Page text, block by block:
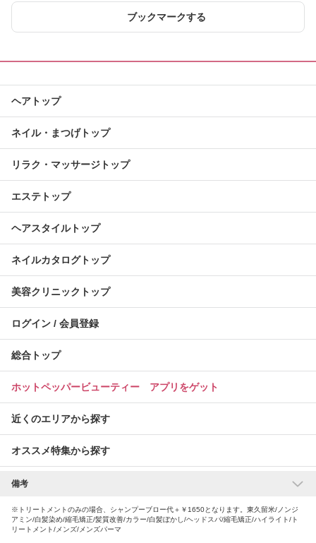
ブックマークする
備考
※トリートメントのみの場合、シャンプーブロー代＋￥1650となります。東久留米/ノンジ
アミン/白髪染め/縮毛矯正/髪質改善/カラー/白髪ぼかし/ヘッドスパ/縮毛矯正/ハイライト/ト
リートメント/メンズ/メンズパーマ
ヘアトップ
ネイル・まつげトップ
リラク・マッサージトップ
エステトップ
ヘアスタイルトップ
ネイルカタログトップ
美容クリニックトップ
ログイン / 会員登録
総合トップ
ホットペッパービューティー アプリをゲット
近くのエリアから探す
オススメ特集から探す
関連リンク
ソレイユ フィス店(Soleil)の近隣サロン